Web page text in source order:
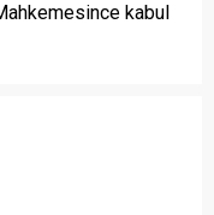
kabul